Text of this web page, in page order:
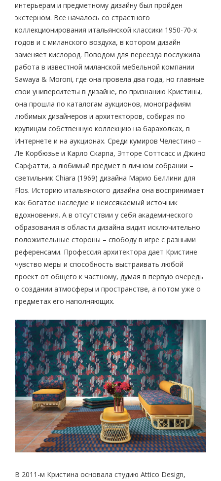
интерьерам и предметному дизайну был пройден
экстерном. Все началось со страстного
коллекционирования итальянской классики 1950-70-х
годов и с миланского воздуха, в котором дизайн
заменяет кислород. Поводом для переезда послужила
работа в известной миланской мебельной компании
Sawaya & Moroni, где она провела два года, но главные
свои университеты в дизайне, по признанию Кристины,
она прошла по каталогам аукционов, монографиям
любимых дизайнеров и архитекторов, собирая по
крупицам собственную коллекцию на барахолках, в
Интернете и на аукционах. Среди кумиров Челестино –
Ле Корбюзье и Карло Скарпа, Этторе Соттсасс и Джино
Сарфатти, а любимый предмет в личном собрании –
светильник Chiara (1969) дизайна Марио Беллини для
Flos. Историю итальянского дизайна она воспринимает
как богатое наследие и неиссякаемый источник
вдохновения. А в отсутствии у себя академического
образования в области дизайна видит исключительно
положительные стороны – свободу в игре с разными
референсами. Профессия архитектора дает Кристине
чувство меры и способность выстраивать любой
проект от общего к частному, думая в первую очередь
о создании атмосферы и пространстве, а потом уже о
предметах его наполняющих.
В 2011-м Кристина основала студию Attico Design,